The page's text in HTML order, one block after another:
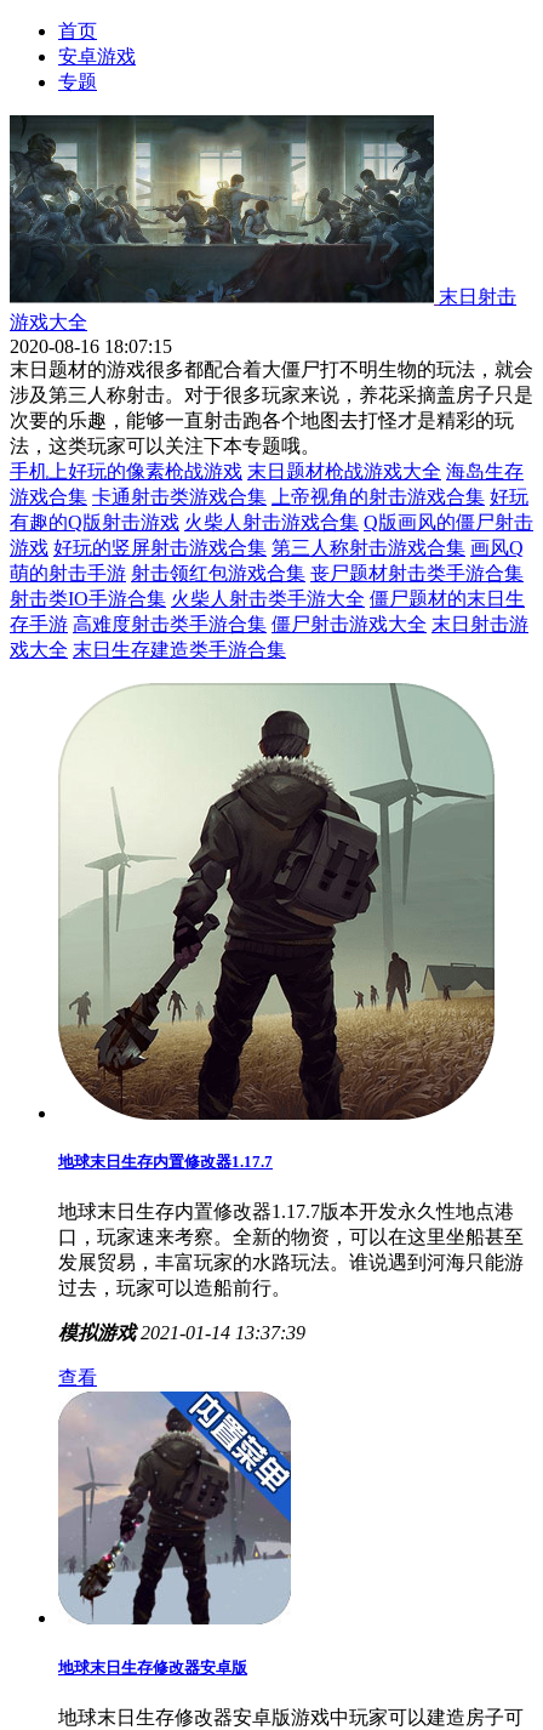
首页
安卓游戏
专题
末日射击
游戏大全
2020-08-16 18:07:15
末日题材的游戏很多都配合着大僵尸打不明生物的玩法，就会
涉及第三人称射击。对于很多玩家来说，养花采摘盖房子只是
次要的乐趣，能够一直射击跑各个地图去打怪才是精彩的玩
法，这类玩家可以关注下本专题哦。
手机上好玩的像素枪战游戏 末日题材枪战游戏大全 海岛生存
游戏合集 卡通射击类游戏合集 上帝视角的射击游戏合集 好玩
有趣的Q版射击游戏 火柴人射击游戏合集 Q版画风的僵尸射击
游戏 好玩的竖屏射击游戏合集 第三人称射击游戏合集 画风Q
萌的射击手游 射击领红包游戏合集 丧尸题材射击类手游合集
射击类IO手游合集 火柴人射击类手游大全 僵尸题材的末日生
存手游 高难度射击类手游合集 僵尸射击游戏大全 末日射击游
戏大全 末日生存建造类手游合集
地球末日生存内置修改器1.17.7
地球末日生存内置修改器1.17.7版本开发永久性地点港
口，玩家速来考察。全新的物资，可以在这里坐船甚至
发展贸易，丰富玩家的水路玩法。谁说遇到河海只能游
过去，玩家可以造船前行。
模拟游戏 2021-01-14 13:37:39
查看
地球末日生存修改器安卓版
地球末日生存修改器安卓版游戏中玩家可以建造房子可